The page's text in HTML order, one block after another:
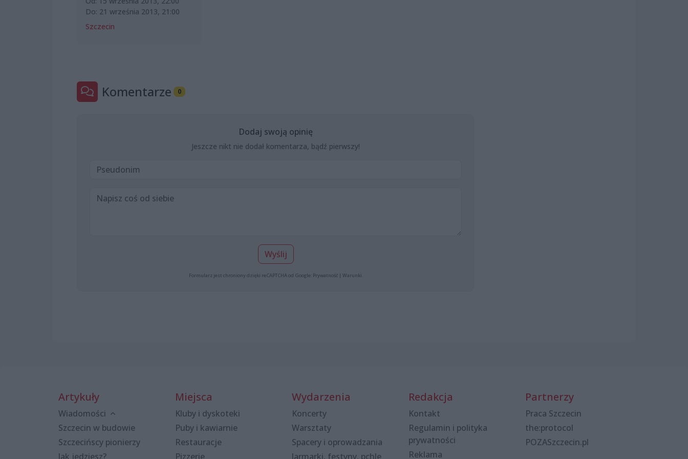
Do: 21 września 2013, 21:00
Szczecin
Komentarze 0
Dodaj swoją opinię
Jeszcze nikt nie dodał komentarza, bądź pierwszy!
Wyślij
Formularz jest chroniony dzięki reCAPTCHA od Google: Prywatność| Warunki
Artykuły
Wiadomości
Szczecin w budowie
Szczecińscy pionierzy
Jak jedziesz?
Miejsca
Kluby i dyskoteki
Puby i kawiarnie
Restauracje
Pizzerie
Wydarzenia
Koncerty
Warsztaty
Spacery i oprowadzania
Jarmarki, festyny, pchle
Redakcja
Kontakt
Regulamin i polityka
prywatności
Reklama
Partnerzy
Praca Szczecin
the:protocol
POZASzczecin.pl